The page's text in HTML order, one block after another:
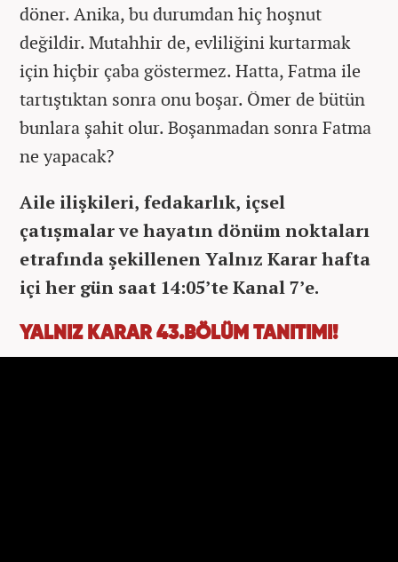
döner. Anika, bu durumdan hiç hoşnut
değildir. Mutahhir de, evliliğini kurtarmak
için hiçbir çaba göstermez. Hatta, Fatma ile
tartıştıktan sonra onu boşar. Ömer de bütün
bunlara şahit olur. Boşanmadan sonra Fatma
ne yapacak?
Aile ilişkileri, fedakarlık, içsel
çatışmalar ve hayatın dönüm noktaları
etrafında şekillenen Yalnız Karar hafta
içi her gün saat 14:05’te Kanal 7’e.
YALNIZ KARAR 43.BÖLÜM TANITIMI!